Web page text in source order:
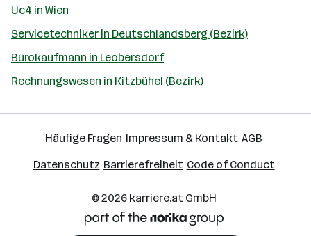
Uc4 in Wien
Servicetechniker in Deutschlandsberg (Bezirk)
Bürokaufmann in Leobersdorf
Rechnungswesen in Kitzbühel (Bezirk)
Häufige Fragen Impressum & Kontakt AGB
Datenschutz Barrierefreiheit Code of Conduct
© 2026 karriere.atGmbH